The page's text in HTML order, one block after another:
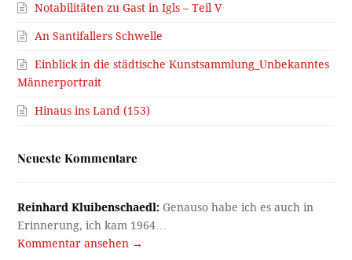
Notabilitäten zu Gast in Igls – Teil V
An Santifallers Schwelle
Einblick in die städtische Kunstsammlung_Unbekanntes
Männerportrait
Hinaus ins Land (153)
Neueste Kommentare
Reinhard Kluibenschaedl: Genauso habe ich es auch in
Erinnerung, ich kam 1964…
Kommentar ansehen →